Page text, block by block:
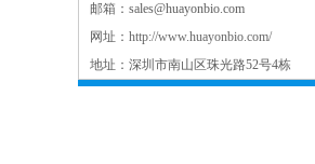
邮箱： sales@huayonbio.com
网址： http://www.huayonbio.com/
地址： 深圳市南山区珠光路52号4栋